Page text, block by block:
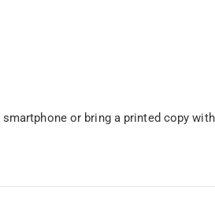
or bring a printed copy